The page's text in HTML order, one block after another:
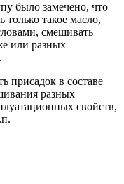
было замечено, что
только такое масло,
смешивать
или разных
присадок в составе
разных
свойств,